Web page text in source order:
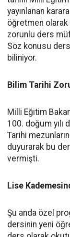
yayınlanan
öğretmen olarak
zorunlu ders
Söz konusu
biliniyor.
Bilim Tarihi
Milli Eğitim
100. doğum yılı
Tarihi
duyurarak bu
vermişti.
Lise
Şu anda özel
dersinin yeni